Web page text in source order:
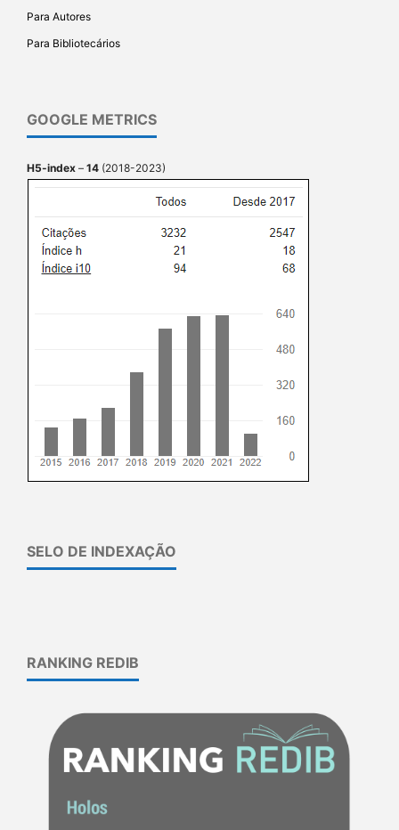
Para Autores
Para Bibliotecários
GOOGLE METRICS
H5-index – 14 (2018-2023)
SELO DE INDEXAÇÃO
RANKING REDIB